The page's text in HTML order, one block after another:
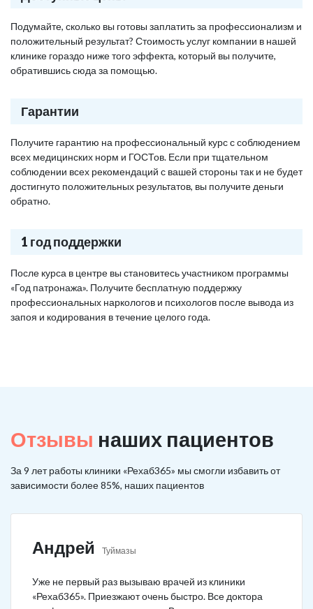
Подумайте, сколько вы готовы заплатить за профессионализм и
положительный результат? Стоимость услуг компании в нашей
клинике гораздо ниже того эффекта, который вы получите,
обратившись сюда за помощью.
Гарантии
Получите гарантию на профессиональный курс с соблюдением
всех медицинских норм и ГОСТов. Если при тщательном
соблюдении всех рекомендаций с вашей стороны так и не будет
достигнуто положительных результатов, вы получите деньги
обратно.
1 год поддержки
После курса в центре вы становитесь участником программы
«Год патронажа». Получите бесплатную поддержку
профессиональных наркологов и психологов после вывода из
запоя и кодирования в течение целого года.
Отзывы наших пациентов
За 9 лет работы клиники «Рехаб365» мы смогли избавить от
зависимости более 85%, наших пациентов
Андрей Туймазы
Уже не первый раз вызываю врачей из клиники
«Рехаб365». Приезжают очень быстро. Все доктора